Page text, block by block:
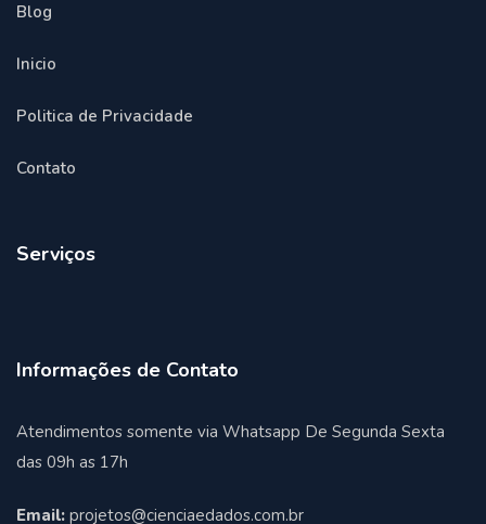
Blog
Inicio
Politica de Privacidade
Contato
Serviços
Informações de Contato
Atendimentos somente via Whatsapp De Segunda Sexta
das 09h as 17h
Email: projetos@cienciaedados.com.br